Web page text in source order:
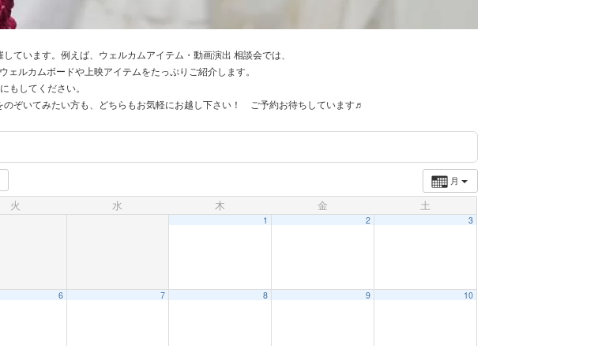
ています。例えば、ウェルカムアイテム・動画演出 相談会では、
ルカムボードや上映アイテムをたっぷりご紹介します。
もしてください。
ぞいてみたい方も、どちらもお気軽にお越し下さい！ ご予約お待ちしています♬
月
火 水 木 金 土
1 2 3
6 7 8 9 10